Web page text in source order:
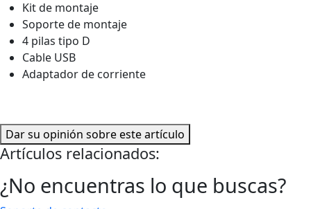
Kit de montaje
Soporte de montaje
4 pilas tipo D
Cable USB
Adaptador de corriente
Dar su opinión sobre este artículo
Artículos relacionados:
¿No encuentras lo que buscas?